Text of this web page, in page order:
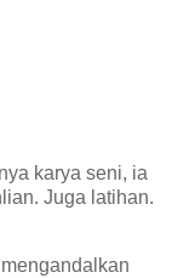
karya seni, ia
Juga latihan.